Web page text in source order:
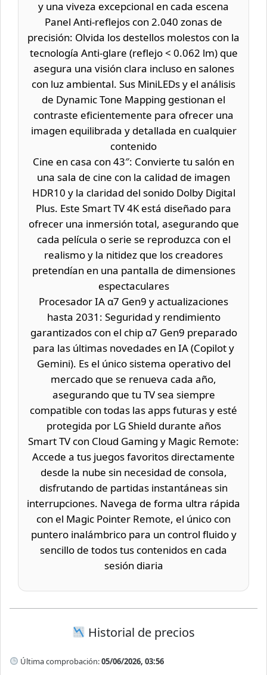
y una viveza excepcional en cada escena
Panel Anti-reflejos con 2.040 zonas de
precisión: Olvida los destellos molestos con la
tecnología Anti-glare (reflejo < 0.062 lm) que
asegura una visión clara incluso en salones
con luz ambiental. Sus MiniLEDs y el análisis
de Dynamic Tone Mapping gestionan el
contraste eficientemente para ofrecer una
imagen equilibrada y detallada en cualquier
contenido
Cine en casa con 43″: Convierte tu salón en
una sala de cine con la calidad de imagen
HDR10 y la claridad del sonido Dolby Digital
Plus. Este Smart TV 4K está diseñado para
ofrecer una inmersión total, asegurando que
cada película o serie se reproduzca con el
realismo y la nitidez que los creadores
pretendían en una pantalla de dimensiones
espectaculares
Procesador IA α7 Gen9 y actualizaciones
hasta 2031: Seguridad y rendimiento
garantizados con el chip α7 Gen9 preparado
para las últimas novedades en IA (Copilot y
Gemini). Es el único sistema operativo del
mercado que se renueva cada año,
asegurando que tu TV sea siempre
compatible con todas las apps futuras y esté
protegida por LG Shield durante años
Smart TV con Cloud Gaming y Magic Remote:
Accede a tus juegos favoritos directamente
desde la nube sin necesidad de consola,
disfrutando de partidas instantáneas sin
interrupciones. Navega de forma ultra rápida
con el Magic Pointer Remote, el único con
puntero inalámbrico para un control fluido y
sencillo de todos tus contenidos en cada
sesión diaria
Historial de precios
Última comprobación:05/06/2026, 03:56